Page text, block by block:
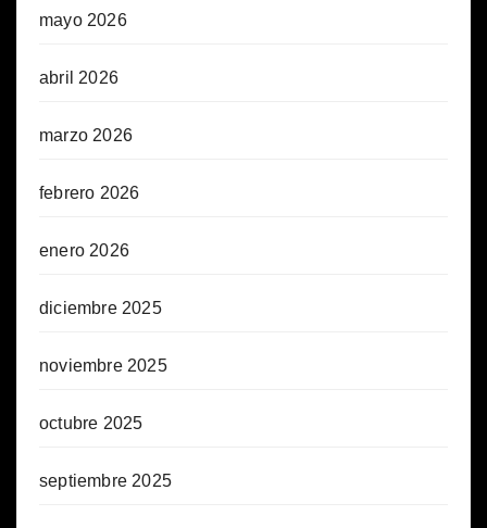
mayo 2026
abril 2026
marzo 2026
febrero 2026
enero 2026
diciembre 2025
noviembre 2025
octubre 2025
septiembre 2025